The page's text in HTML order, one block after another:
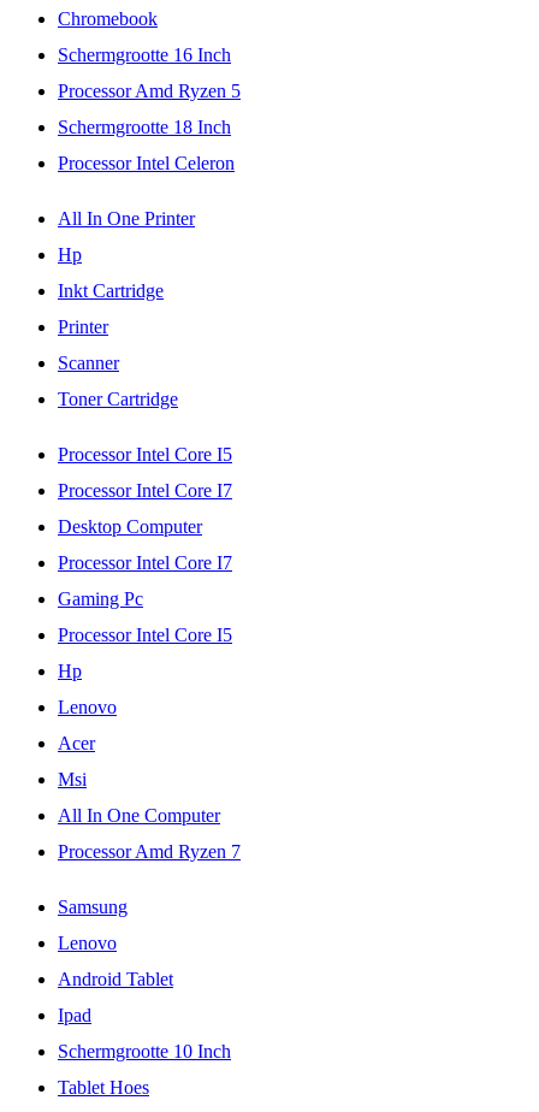
Chromebook
Schermgrootte 16 Inch
Processor Amd Ryzen 5
Schermgrootte 18 Inch
Processor Intel Celeron
All In One Printer
Hp
Inkt Cartridge
Printer
Scanner
Toner Cartridge
Processor Intel Core I5
Processor Intel Core I7
Desktop Computer
Processor Intel Core I7
Gaming Pc
Processor Intel Core I5
Hp
Lenovo
Acer
Msi
All In One Computer
Processor Amd Ryzen 7
Samsung
Lenovo
Android Tablet
Ipad
Schermgrootte 10 Inch
Tablet Hoes